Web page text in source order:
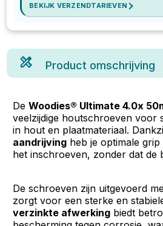
BEKIJK VERZENDTARIEVEN
Product omschrijving
DeWoodies® Ultimate 4.0x
veelzijdige houtschroeven voor
in hout en plaatmateriaal.
aandrijving heb je optimale
het inschroeven, zonder dat de
De schroeven zijn uitgevoerd
zorgt voor een sterke en
verzinkte afwerking biedt